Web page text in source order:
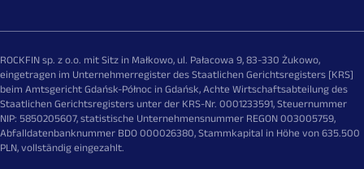
ROCKFIN sp. z o.o. mit Sitz in Małkowo, ul. Pałacowa 9, 83-330 Żukowo,
eingetragen im Unternehmerregister des Staatlichen Gerichtsregisters [KRS]
beim Amtsgericht Gdańsk-Północ in Gdańsk, Achte Wirtschaftsabteilung des
Staatlichen Gerichtsregisters unter der KRS-Nr. 0001233591, Steuernummer
NIP: 5850205607, statistische Unternehmensnummer REGON 003005759,
Abfalldatenbanknummer BDO 000026380, Stammkapital in Höhe von 635.500
PLN, vollständig eingezahlt.